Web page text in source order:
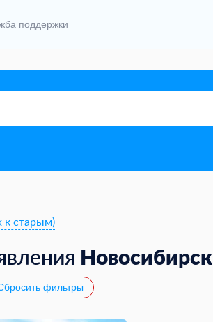
поддержки
к старым)
Новосибирск
фильтры